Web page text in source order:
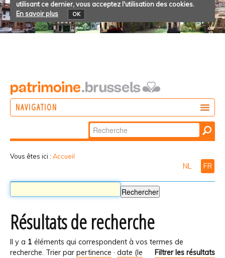
utilisant ce dernier, vous acceptez l'utilisation des cookies.
En savoir plus
OK
NAVIGATION
Chercher par
Recherche
Vous êtes ici : Accueil
NL FR
Résultats de recherche
Il y a 1 éléments qui correspondent à vos termes de
recherche.
Filtrer les résultats
Trier par pertinence · date (le